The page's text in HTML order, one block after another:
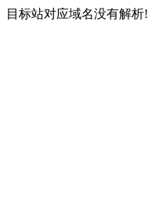
目标站对应域名没有解析!